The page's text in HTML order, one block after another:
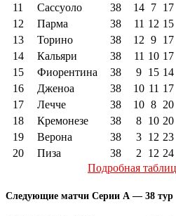
11
Сассуоло 38 14 7 17
12
Парма 38 11 12 15
13
Торино 38 12 9 17
14
Кальяри 38 11 10 17
15
Фиорентина 38 9 15 14
16
Дженоа 38 10 11 17
17
Лечче 38 10 8 20
18
Кремонезе 38 8 10 20
19
Верона 38 3 12 23
20
Пиза 38 2 12 24
Подробная
Следующие матчи Серии А — 38 тур